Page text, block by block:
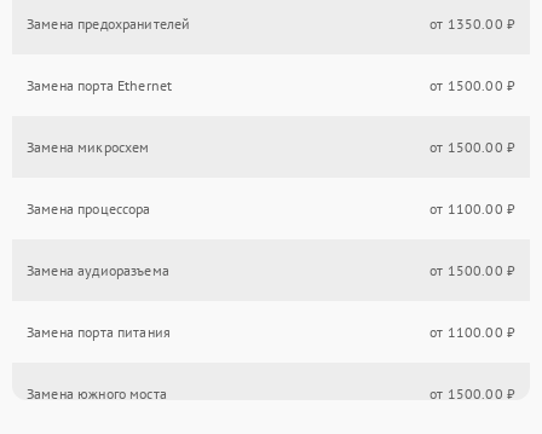
Замена предохранителей от 1350.00 ₽
Замена порта Ethernet от 1500.00 ₽
Замена микросхем от 1500.00 ₽
Замена процессора от 1100.00 ₽
Замена аудиоразъема от 1500.00 ₽
Замена порта питания от 1100.00 ₽
Замена южного моста от 1500.00 ₽